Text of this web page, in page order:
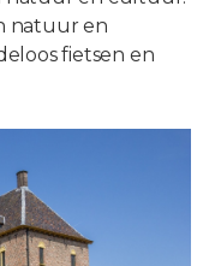
natuur en
fietsen en